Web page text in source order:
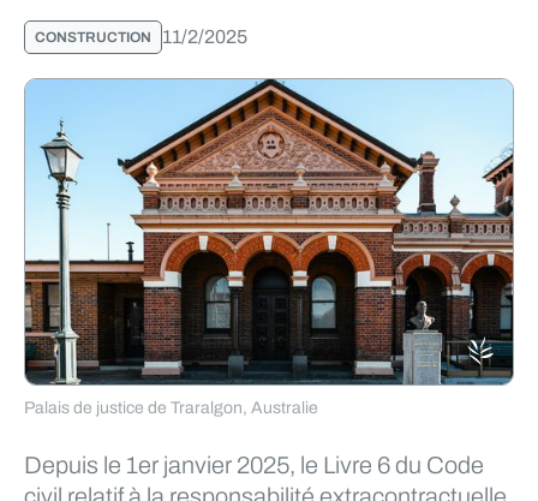
CONSTRUCTION 11/2/2025
Palais de justice de Traralgon, Australie
Depuis le 1er janvier 2025, le Livre 6 du Code